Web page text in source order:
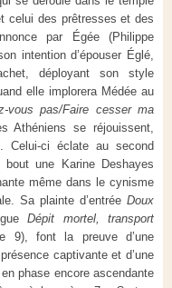
celui des prêtresses et des
par Égée (Philippe
intention d’épouser Églé,
déployant son style
elle implorera Médée au
vous pas/Faire cesser ma
se réjouissent,
Celui-ci éclate au second
une Karine Deshayes
même dans le cynisme
Sa plainte d’entrée Doux
Dépit mortel, transport
9), font la preuve d’une
captivante et d’une
phase encore ascendante